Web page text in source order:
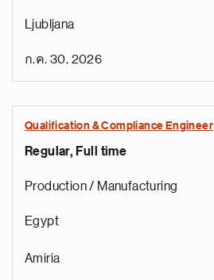
Ljubljana
ก.ค. 30, 2026
Qualification & Compliance Engineer
Regular, Full time
Production / Manufacturing
Egypt
Amiria
น้